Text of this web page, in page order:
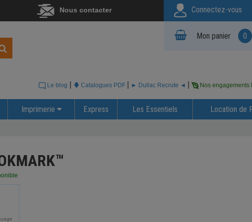
Nous contacter Connectez-vous
Mon panier 0
Le blog 🡇 Catalogues PDF ► Dullac Recrute ◄ Nos engagements
Imprimerie Express Les Essentiels Location de